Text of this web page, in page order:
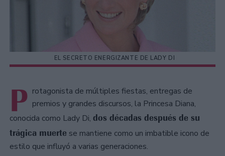
EL SECRETO ENERGIZANTE DE LADY DI
P rotagonista de múltiples fiestas, entregas de
premios y grandes discursos, la Princesa Diana,
conocida como Lady Di, dos décadas después de su
trágica muerte se mantiene como un imbatible icono de
estilo que influyó a varias generaciones.